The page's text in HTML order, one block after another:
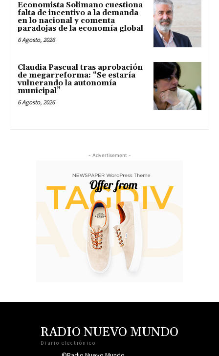
Economista Solimano cuestiona
falta de incentivo a la demanda
en lo nacional y comenta
paradojas de la economía global
6 Agosto, 2026
Claudia Pascual tras aprobación
de megarreforma: “Se estaría
vulnerando la autonomía
municipal”
6 Agosto, 2026
- Advertisement -
RADIO NUEVO MUNDO
Diario electrónico